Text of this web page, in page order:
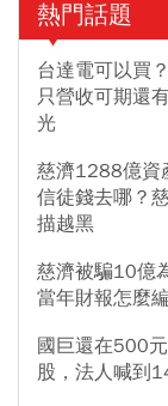
熱門話題
台達電可以買
只營收可期還
光
慈濟1288億資
信徒錢去哪？
描越黑
慈濟被騙10億
當年財報怎麼
國巨還在500
股，法人喊到